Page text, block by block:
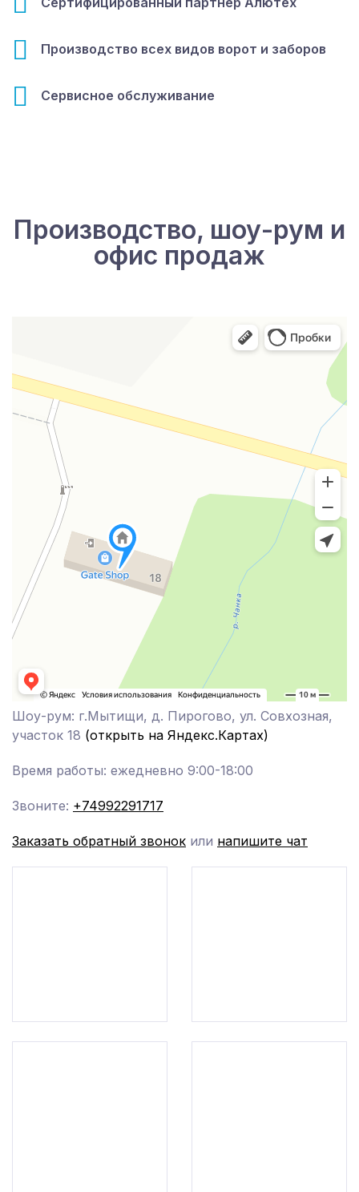
Производство всех видов ворот и заборов
Сервисное обслуживание
Производство, шоу-рум и
офис продаж
Шоу-рум: г.Мытищи, д. Пирогово, ул. Совхозная,
участок 18 (открыть на Яндекс.Картах)
Время работы: ежедневно 9:00-18:00
Звоните: +74992291717
Заказать обратный звонок или напишите чат